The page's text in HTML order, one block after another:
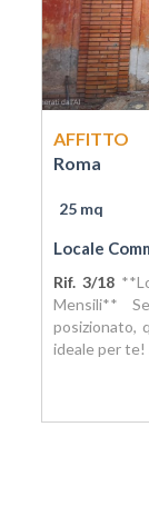
AFFITTO
Roma
25 mq
Locale
Rif. 3/18
Mensili**
posizionato,
ideale per te!